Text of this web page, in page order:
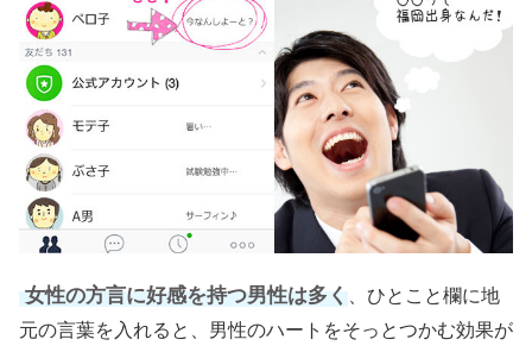
女性の方言に好感を持つ男性は多く 、ひとこと欄に地
元の言葉を入れると、男性のハートをそっとつかむ効果が